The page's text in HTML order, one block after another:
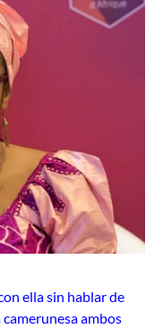
ella sin hablar de
ambos